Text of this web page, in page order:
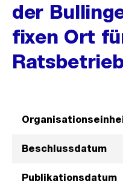
der
fixen Ort
Beschlussdatum
Publikationsdatum